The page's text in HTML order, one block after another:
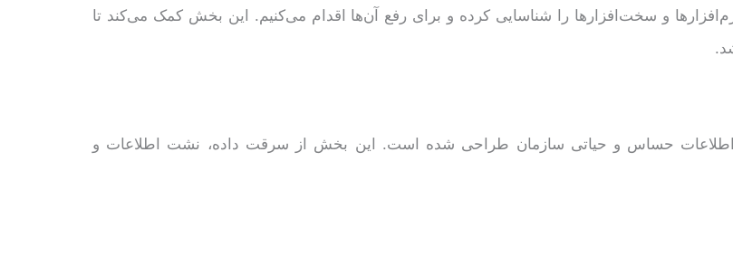
و سخت‌افزارها را شناسایی کرده و برای رفع آن‌ها اقدام می‌کنیم. این بخش کمک می‌کند تا
اطلاعات حساس و حیاتی سازمان طراحی شده است. این بخش از سرقت داده، نشت اطلاعات و